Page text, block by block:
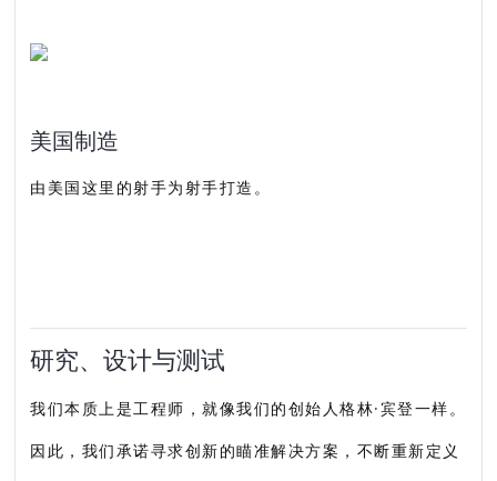
美国制造
由美国这里的射手为射手打造。
研究、设计与测试
我们本质上是工程师，就像我们的创始人格林·宾登一样。
因此，我们承诺寻求创新的瞄准解决方案，不断重新定义